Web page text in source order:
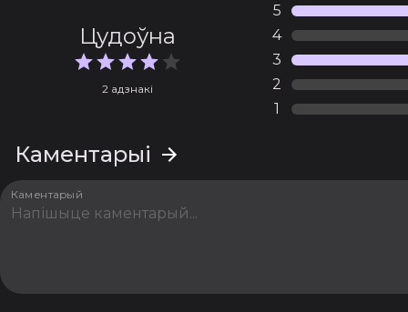
Цудоўна
2 адзнакі
5
4
3
2
1
Каментарыі
Каментарый